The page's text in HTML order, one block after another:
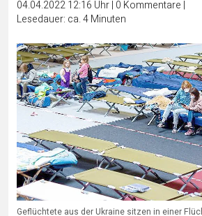
04.04.2022 12:16 Uhr| 0 Kommentare |
Lesedauer: ca. 4 Minuten
Geflüchtete aus der Ukraine sitzen in einer